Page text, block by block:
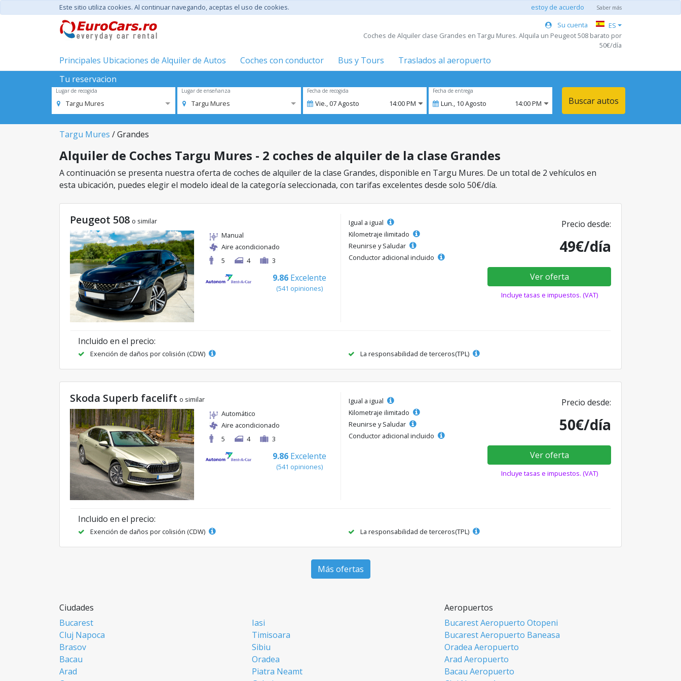
Este sitio utiliza cookies. Al continuar navegando, aceptas el uso de cookies. estoy de acuerdo Saber más
Su cuenta
ES
Coches de Alquiler clase Grandes en Targu Mures. Alquila un Peugeot 508 barato por
50€/día
Principales Ubicaciones de Alquiler de Autos Coches con conductor Bus y Tours
Traslados al aeropuerto
Tu reservacion
Lugar de recogida
Targu Mures
Lugar de enseñanza
Targu Mures
Fecha de recogida
Vie.,07Agosto 14:00 PM
Fecha de entrega
Lun., 10Agosto 14:00 PM Buscar autos
Targu Mures / Grandes
Alquiler de Coches Targu Mures - 2 coches de alquiler de la clase Grandes
A continuación se presenta nuestra oferta de coches de alquiler de la clase Grandes, disponible en Targu Mures. De un total de 2 vehículos en
esta ubicación, puedes elegir el modelo ideal de la categoría seleccionada, con tarifas excelentes desde solo 50€/día.
Peugeot 508 o similar
Manual
Aire acondicionado
5
4 3
9.86 Excelente
(541 opiniones)
Igual a igual
Kilometraje ilimitado
Reunirse y Saludar
Conductor adicional incluido
Precio desde:
49€/día
Ver oferta
Incluye tasas e impuestos. (VAT)
Incluido en el precio:
Exención de daños por colisión (CDW) La responsabilidad de terceros(TPL)
Skoda Superb facelift o similar
Automático
Aire acondicionado
5
4 3
9.86 Excelente
(541 opiniones)
Igual a igual
Kilometraje ilimitado
Reunirse y Saludar
Conductor adicional incluido
Precio desde:
50€/día
Ver oferta
Incluye tasas e impuestos. (VAT)
Incluido en el precio:
Exención de daños por colisión (CDW) La responsabilidad de terceros(TPL)
Más ofertas
Ciudades
Bucarest
Iasi
Cluj Napoca
Timisoara
Brasov
Sibiu
Bacau
Oradea
Arad
Piatra Neamt
Aeropuertos
Bucarest Aeropuerto Otopeni
Bucarest Aeropuerto Baneasa
Oradea Aeropuerto
Arad Aeropuerto
Bacau Aeropuerto